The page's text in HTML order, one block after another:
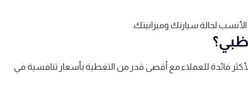
لحالة سيارتك وميزانيتك.
فائدة للعملاء مع أقصى قدر من التغطية بأسعار تنافسية في